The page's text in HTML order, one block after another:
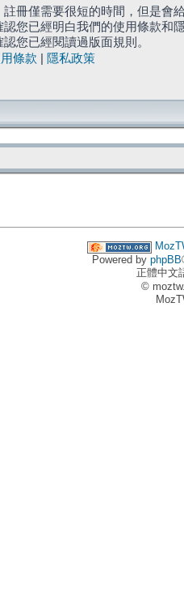
冊僅需要很短的時間，但是會
您已經明白我們的使用條款和
您已經閱讀過版面規則。
條款
隱私政策
Powered by phpBB
正體中文
©